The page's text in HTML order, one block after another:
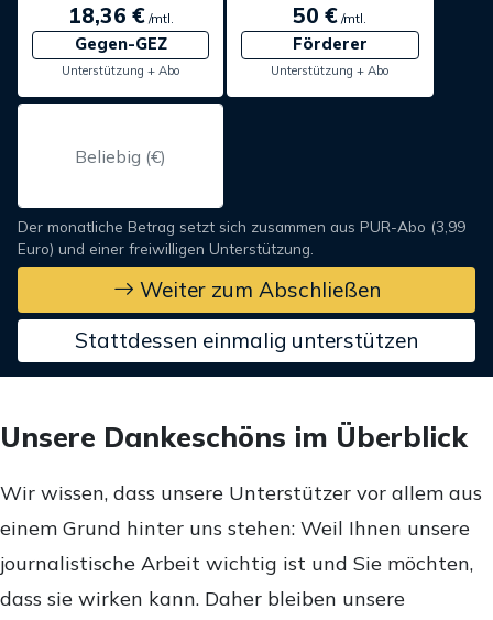
18,36 €/mtl.
Gegen-GEZ
Unterstützung + Abo
50 € /mtl.
Förderer
Unterstützung + Abo
Der monatliche Betrag setzt sich zusammen aus PUR-Abo (3,99
Euro) und einer freiwilligen Unterstützung.
Weiter zum Abschließen
Stattdessen einmalig unterstützen
Unsere Dankeschöns im Überblick
Wir wissen, dass unsere Unterstützer vor allem aus
einem Grund hinter uns stehen: Weil Ihnen unsere
journalistische Arbeit wichtig ist und Sie möchten,
dass sie wirken kann. Daher bleiben unsere